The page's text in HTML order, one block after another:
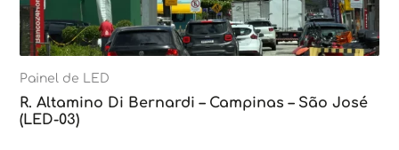
Painel de LED
R. Altamino Di Bernardi – Campinas – São José
(LED-03)